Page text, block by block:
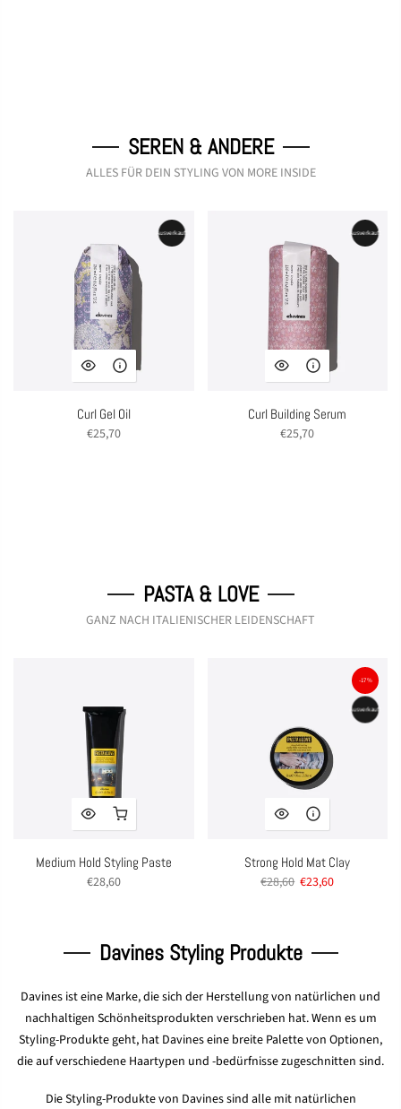
SEREN & ANDERE
ALLES FÜR DEIN STYLING VON MORE INSIDE
Ausverkauft
Curl Gel Oil
€25,70
Ausverkauft
Curl Building Serum
€25,70
PASTA & LOVE
GANZ NACH ITALIENISCHER LEIDENSCHAFT
Medium Hold Styling Paste
€28,60
-17%
Ausverkauft
Strong Hold Mat Clay
€28,60 €23,60
Davines Styling Produkte
Davines ist eine Marke, die sich der Herstellung von natürlichen und
nachhaltigen Schönheitsprodukten verschrieben hat. Wenn es um
Styling-Produkte geht, hat Davines eine breite Palette von Optionen,
die auf verschiedene Haartypen und -bedürfnisse zugeschnitten sind.
Die Styling-Produkte von Davines sind alle mit natürlichen